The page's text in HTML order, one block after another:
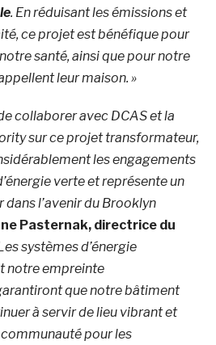
. En réduisant les émissions et
ce projet est bénéfique pour
santé, ainsi que pour notre
leur maison. »
collaborer avec DCAS et la
sur ce projet transformateur,
les engagements
verte et représente un
l’avenir du Brooklyn
Pasternak, directrice du
systèmes d’énergie
notre empreinte
que notre bâtiment
à servir de lieu vibrant et
pour les